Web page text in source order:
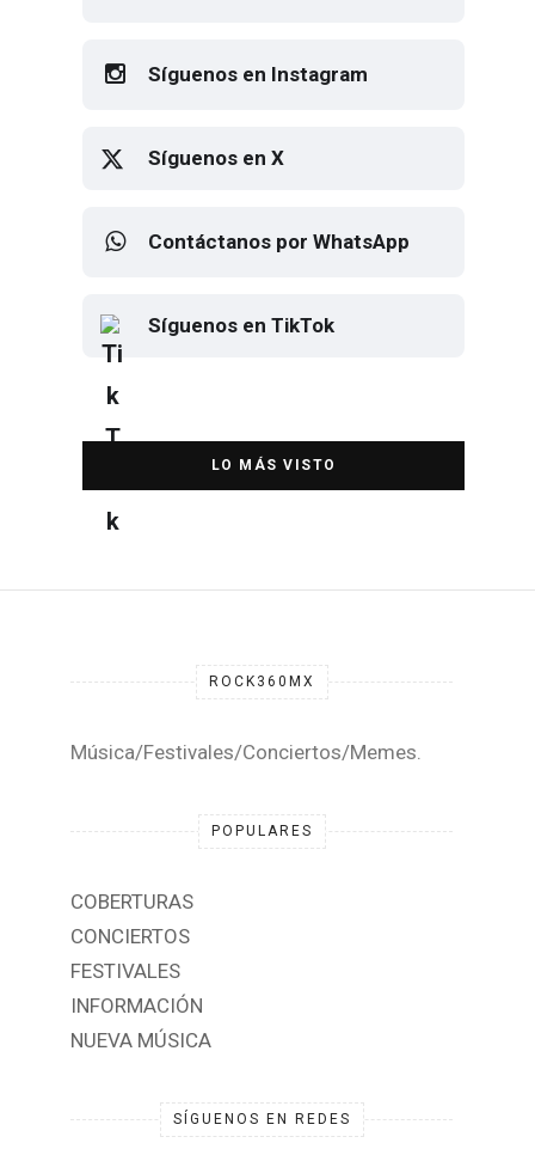
Síguenos en Instagram
Síguenos en X
Contáctanos por WhatsApp
Síguenos en TikTok
DESTACADA
Elton John regresa a CDMX para
despedirse en el Estadio Banorte
ROCK360MX
Música/Festivales/Conciertos/Memes.
POPULARES
COBERTURAS
CONCIERTOS
FESTIVALES
INFORMACIÓN
NUEVA MÚSICA
SÍGUENOS EN REDES